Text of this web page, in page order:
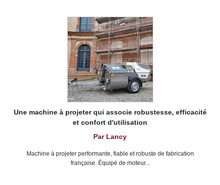
Une machine à projeter qui associe robustesse, efficacité
et confort d'utilisation
Par Lancy
Machine à projeter performante, fiable et robuste de fabrication
française. Équipé de moteur...